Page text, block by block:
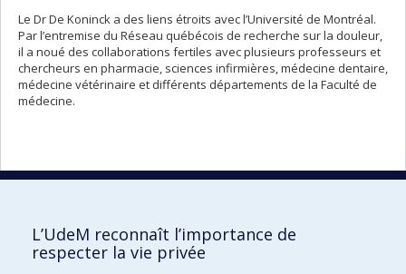
Le Dr De Koninck a des liens étroits avec l’Université de Montréal.
Par l’entremise du Réseau québécois de recherche sur la douleur,
il a noué des collaborations fertiles avec plusieurs professeurs et
chercheurs en pharmacie, sciences infirmières, médecine dentaire,
médecine vétérinaire et différents départements de la Faculté de
médecine.
Retour à la liste complète des
Portrait
Portrait
L’UdeM reconnaît l’importance de
respecter la vie privée